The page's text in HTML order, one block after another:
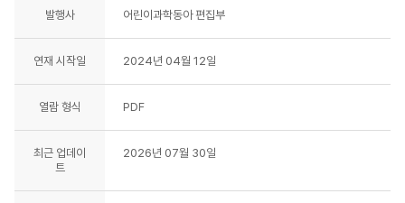
발행사 어린이과학동아 편집부
연재 시작일 2024년 04월 12일
열람 형식 PDF
최근 업데이
트
2026년 07월 30일